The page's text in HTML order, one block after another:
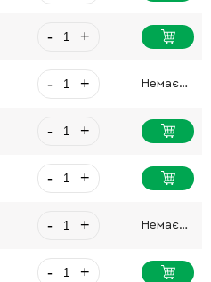
- +
- + Немає в наявності
- +
- +
- + Немає в наявності
- +